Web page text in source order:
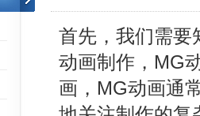
首先，我们需要
动画制作，MG
画，MG动画通